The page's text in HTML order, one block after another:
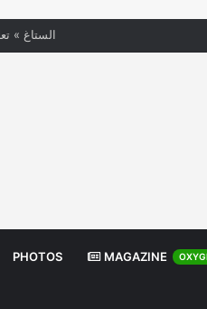
« الستاغ »
PHOTOS MAGAZINE